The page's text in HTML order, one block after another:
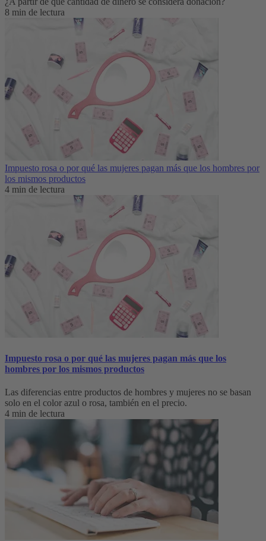
8 min de lectura
Impuesto rosa o por qué las mujeres pagan más que los hombres por
los mismos productos
4 min de lectura
Impuesto rosa o por qué las mujeres pagan más que los
hombres por los mismos productos
Las diferencias entre productos de hombres y mujeres no se basan
solo en el color azul o rosa, también en el precio.
4 min de lectura